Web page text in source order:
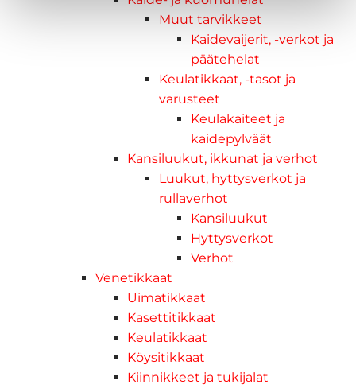
Muut tarvikkeet
Kaidevaijerit, -verkot ja
päätehelat
Keulatikkaat, -tasot ja
varusteet
Keulakaiteet ja
kaidepylväät
Kansiluukut, ikkunat ja verhot
Luukut, hyttysverkot ja
rullaverhot
Kansiluukut
Hyttysverkot
Verhot
Venetikkaat
Uimatikkaat
Kasettitikkaat
Keulatikkaat
Köysitikkaat
Kiinnikkeet ja tukijalat